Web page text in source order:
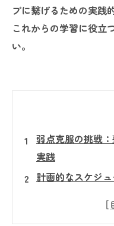
プに繋げるための実践
これからの学習に役立
い。
弱点克服の挑戦
実践
計画的なスケジ